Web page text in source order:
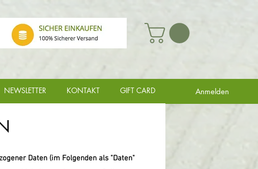
NEWSLETTER KONTAKT GIFT CARD Anmelden
Daten (im Folgenden als "Daten"